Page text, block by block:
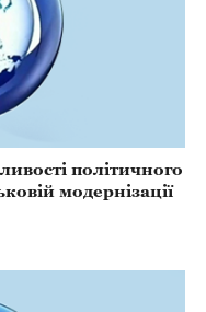
політичного
модернізації